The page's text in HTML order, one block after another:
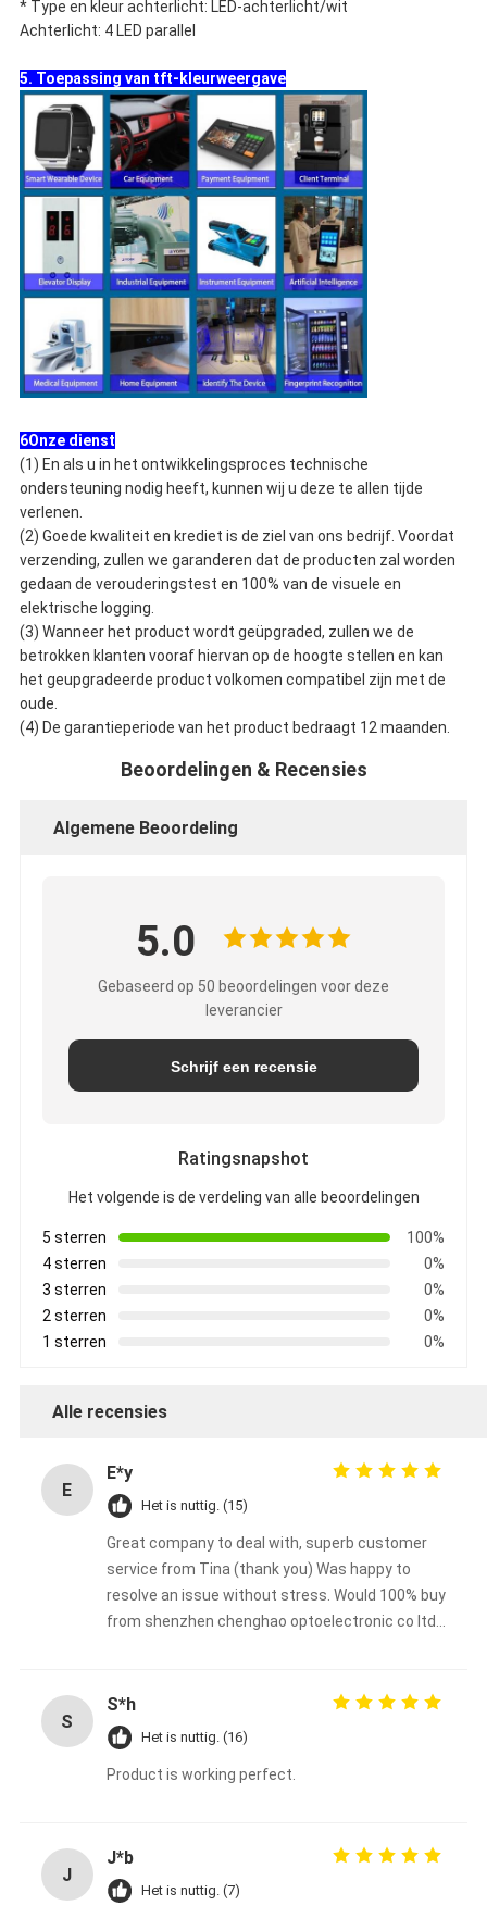
* Type en kleur achterlicht: LED-achterlicht/wit
Achterlicht: 4 LED parallel
5. Toepassing van tft-kleurweergave
6Onze dienst
(1) En als u in het ontwikkelingsproces technische
ondersteuning nodig heeft, kunnen wij u deze te allen tijde
verlenen.
(2) Goede kwaliteit en krediet is de ziel van ons bedrijf. Voordat
verzending, zullen we garanderen dat de producten zal worden
gedaan de verouderingstest en 100% van de visuele en
elektrische logging.
(3) Wanneer het product wordt geüpgraded, zullen we de
betrokken klanten vooraf hiervan op de hoogte stellen en kan
het geupgradeerde product volkomen compatibel zijn met de
oude.
(4) De garantieperiode van het product bedraagt 12 maanden.
Beoordelingen & Recensies
Algemene Beoordeling
5.0
Gebaseerd op 50 beoordelingen voor deze
leverancier
Schrijf een recensie
Ratingsnapshot
Het volgende is de verdeling van alle beoordelingen
5 sterren
100%
4 sterren
0%
3 sterren
0%
2 sterren
0%
1 sterren
0%
Alle recensies
E
E*y
Het is nuttig. (15)
Great company to deal with, superb customer
service from Tina (thank you) Was happy to
resolve an issue without stress. Would 100% buy
from shenzhen chenghao optoelectronic co ltd
S
S*h
Het is nuttig. (16)
Product is working perfect.
J
J*b
Het is nuttig. (7)